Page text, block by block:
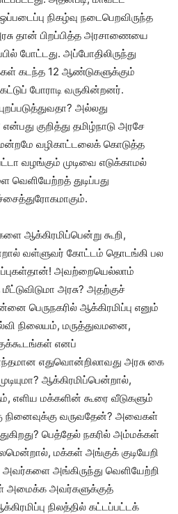
நிகழ்வு நடைபெறவிருந்த
தான் பிறப்பித்த அரசாணையை
போட்டது. அப்போதிலிருந்து
கடந்த 12 ஆண்டுகளுக்கும்
போராடி வருகின்றனர்.
அல்லது
குறித்து தமிழ்நாடு அரசே
வழிகாட்டலைக் கொடுத்த
வழங்கும் முடிவை எடுக்காமல்
துடிப்பது
ஆக்கிரமிப்பென்று கூறி,
வள்ளுவர் கோட்டம் தொடங்கி பல
அவற்றையெல்லாம்
அரசு? அதற்குச்
பெருநகரில் ஆக்கிரமிப்பு எனும்
நிலையம், மருத்துவமனை,
எனப்
எதுவொன்றிலாவது அரசு கை
ஆக்கிரமிப்பென்றால்,
எளிய மக்களின் கூரை வீடுகளும்
நினைவுக்கு வருவதேன்? அவைகள்
பெத்தேல் நகரில் அம்மக்கள்
மக்கள் அங்குக் குடியேறி
அங்கிருந்து வெளியேற்றி
அமைக்க அவர்களுக்குத்
நிலத்தில் கட்டப்பட்டக்